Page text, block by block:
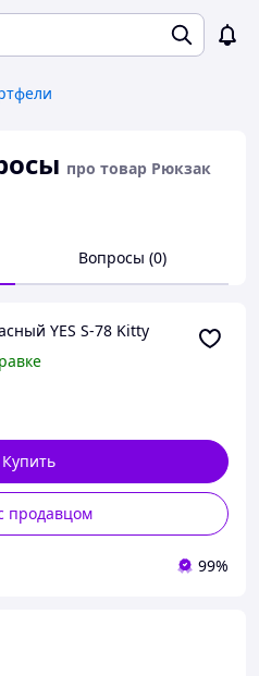
про товар Рюкзак
Вопросы (0)
YES S-78 Kitty
Купить
продавцом
99%